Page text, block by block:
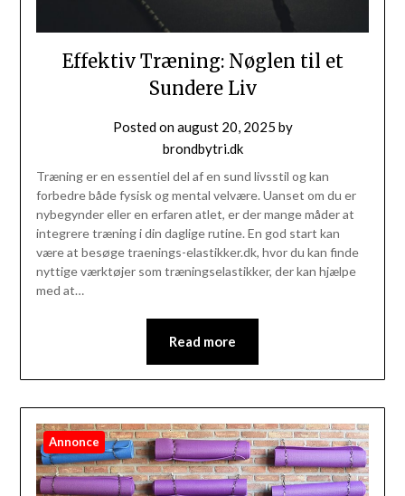
Effektiv Træning: Nøglen til et
Sundere Liv
Posted onaugust 20, 2025 by
brondbytri.dk
Træning er en essentiel del af en sund livsstil og kan
forbedre både fysisk og mental velvære. Uanset om du er
nybegynder eller en erfaren atlet, er der mange måder at
integrere træning i din daglige rutine. En god start kan
være at besøge traenings-elastikker.dk, hvor du kan finde
nyttige værktøjer som træningselastikker, der kan hjælpe
med at…
Read more
Annonce